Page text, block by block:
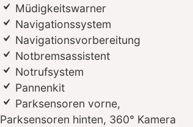
Müdigkeitswarner
Navigationssystem
Navigationsvorbereitung
Notbremsassistent
Notrufsystem
Pannenkit
Parksensoren vorne,
Parksensoren hinten, 360° Kamera